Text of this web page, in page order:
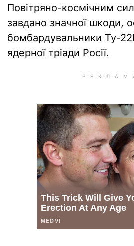
Повітряно-космічним
завдано значної шкоди,
бомбардувальники Ту-
ядерної тріади Росії.